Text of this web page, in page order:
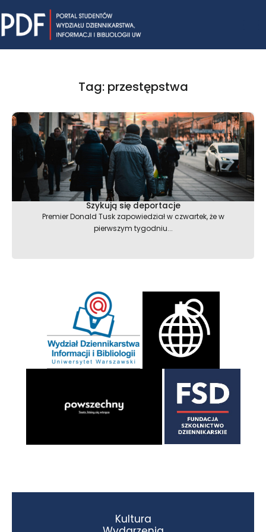
to
content
Tag: przestępstwa
Szykują się deportacje
Premier Donald Tusk zapowiedział w czwartek, że w
pierwszym tygodniu...
Kultura